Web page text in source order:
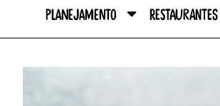
Planejamento Restaurantes